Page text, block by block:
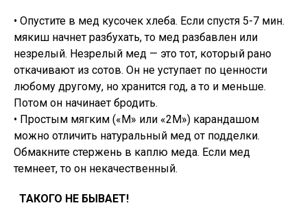
• Опустите в мед кусочек хлеба. Если спустя 5-7 мин.
мякиш начнет разбухать, то мед разбавлен или
незрелый. Незрелый мед — это тот, который рано
откачивают из сотов. Он не уступает по ценности
любому другому, но хранится год, а то и меньше.
Потом он начинает бродить.
• Простым мягким («М» или «2М») карандашом
можно отличить натуральный мед от подделки.
Обмакните стержень в каплю меда. Если мед
темнеет, то он некачественный.
ТАКОГО НЕ БЫВАЕТ!